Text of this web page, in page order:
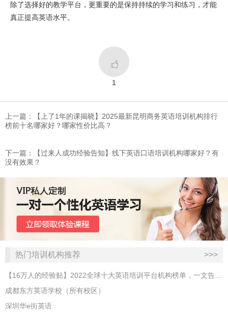
除了选择好的教学平台，更重要的是保持持续的学习和练习，才能
真正提高英语水平。

1
上一篇：【上了1年的课揭晓】2025最新昆明商务英语培训机构排行
榜前十名哪家好？哪家性价比高？
下一篇：【过来人成功经验告知】线下英语口语培训机构哪家好？有
没有效果？
热门培训机构推荐 >>>
成都东方英语学校（所有校区）
深圳华e街英语